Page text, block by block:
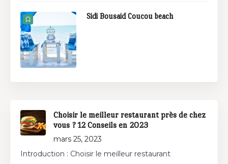
Sidi Bousaid Coucou beach
Choisir le meilleur restaurant près de chez
vous ? 12 Conseils en 2023
mars 25, 2023
Introduction : Choisir le meilleur restaurant